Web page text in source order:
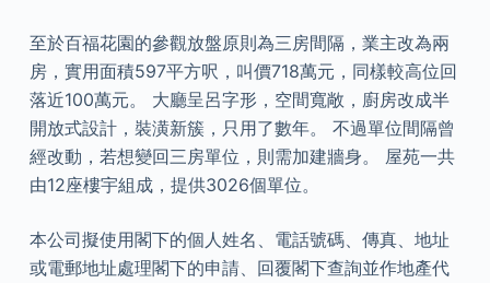
至於百福花園的參觀放盤原則為三房間隔，業主改為兩
房，實用面積597平方呎，叫價718萬元，同樣較高位回
落近100萬元。 大廳呈呂字形，空間寬敞，廚房改成半
開放式設計，裝潢新簇，只用了數年。 不過單位間隔曾
經改動，若想變回三房單位，則需加建牆身。 屋苑一共
由12座樓宇組成，提供3026個單位。
本公司擬使用閣下的個人姓名、電話號碼、傳真、地址
或電郵地址處理閣下的申請、回覆閣下查詢並作地產代